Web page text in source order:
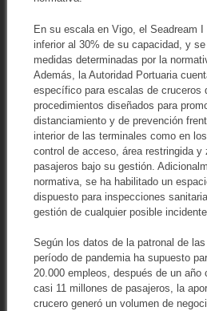
En su escala en Vigo, el Seadream
inferior al 30% de su capacidad, y
medidas determinadas por la
Además, la Autoridad Portuaria
específico para escalas de cruceros
procedimientos diseñados para
distanciamiento y de prevención
interior de las terminales como en
control de acceso, área restringida y
pasajeros bajo su gestión.
normativa, se ha habilitado un
dispuesto para inspecciones
gestión de cualquier posible
Según los datos de la patronal de
período de pandemia ha supuesto
20.000 empleos, después de un año
casi 11 millones de pasajeros, la
crucero generó un volumen de